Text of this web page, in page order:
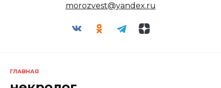
morozvest@yandex.ru
ГЛАВНАЯ